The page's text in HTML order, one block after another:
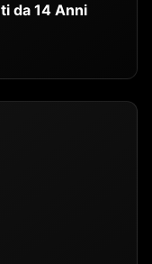
da 14 Anni